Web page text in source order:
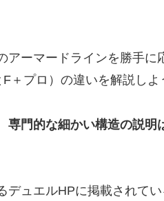
アーマードラインを勝手
＋プロ）の違いを解説しよ
専門的な細かい構造の説明
デュエルHPに掲載されて